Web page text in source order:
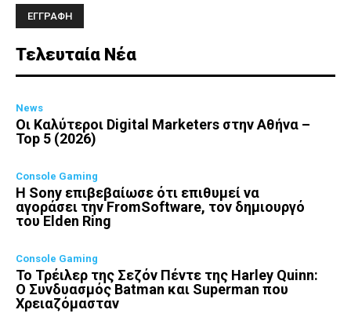
Τελευταία Νέα
News
Οι Καλύτεροι Digital Marketers στην Αθήνα –
Top 5 (2026)
Console Gaming
Η Sony επιβεβαίωσε ότι επιθυμεί να
αγοράσει την FromSoftware, τον δημιουργό
του Elden Ring
Console Gaming
Το Τρέιλερ της Σεζόν Πέντε της Harley Quinn:
Ο Συνδυασμός Batman και Superman που
Χρειαζόμασταν